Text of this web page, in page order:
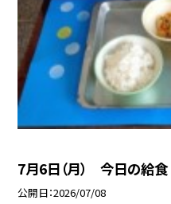
7月6日（月） 今日の給食
公開日 2026/07/08